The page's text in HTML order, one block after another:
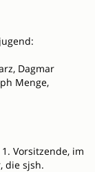
Dagmar
Menge,
Vorsitzende, im
die sjsh.